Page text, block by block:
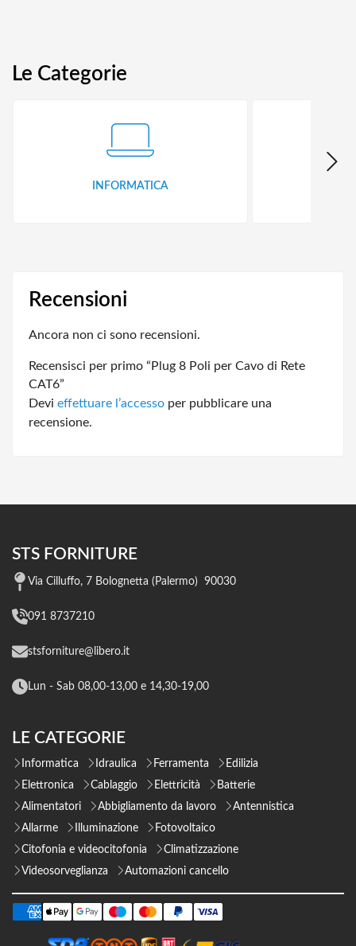
Le Categorie
INFORMATICA
Recensioni
Ancora non ci sono recensioni.
Recensisci per primo “Plug 8 Poli per Cavo di Rete
CAT6”
Devi effettuare l’accesso per pubblicare una
recensione.
STS FORNITURE
Via Cilluffo, 7 Bolognetta (Palermo) 90030
091 8737210
stsforniture@libero.it
Lun - Sab 08,00-13,00 e 14,30-19,00
LE CATEGORIE
Informatica Idraulica Ferramenta
Edilizia
Elettronica
Cablaggio Elettricità
Batterie
Alimentatori
Abbigliamento da lavoro
Antennistica
Allarme
Illuminazione
Fotovoltaico
Citofonia e videocitofonia
Climatizzazione
Videosorveglianza
Automazioni cancello